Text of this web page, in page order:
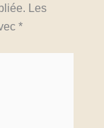
Les
*